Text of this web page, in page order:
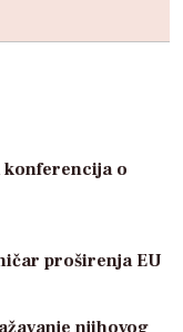
o
proširenja EU
njihovog